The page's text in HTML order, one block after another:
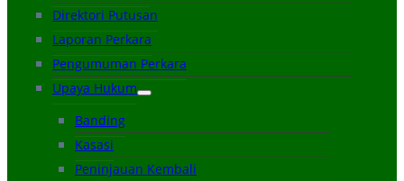
Direktori Putusan
Laporan Perkara
Pengumuman Perkara
Upaya Hukum
Banding
Kasasi
Peninjauan Kembali